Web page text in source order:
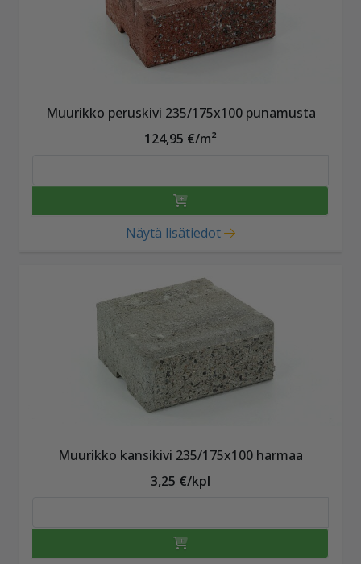
Muurikko peruskivi 235/175x100 punamusta
124,95 €/m²
Näytä lisätiedot
Muurikko kansikivi 235/175x100 harmaa
3,25 €/kpl